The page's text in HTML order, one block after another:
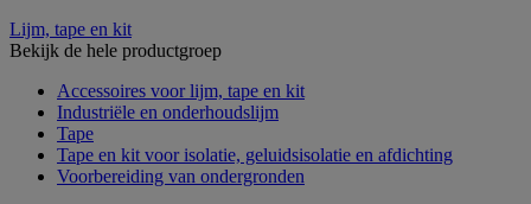
Lijm, tape en kit
Bekijk de hele productgroep
Accessoires voor lijm, tape en kit
Industriële en onderhoudslijm
Tape
Tape en kit voor isolatie, geluidsisolatie en afdichting
Voorbereiding van ondergronden